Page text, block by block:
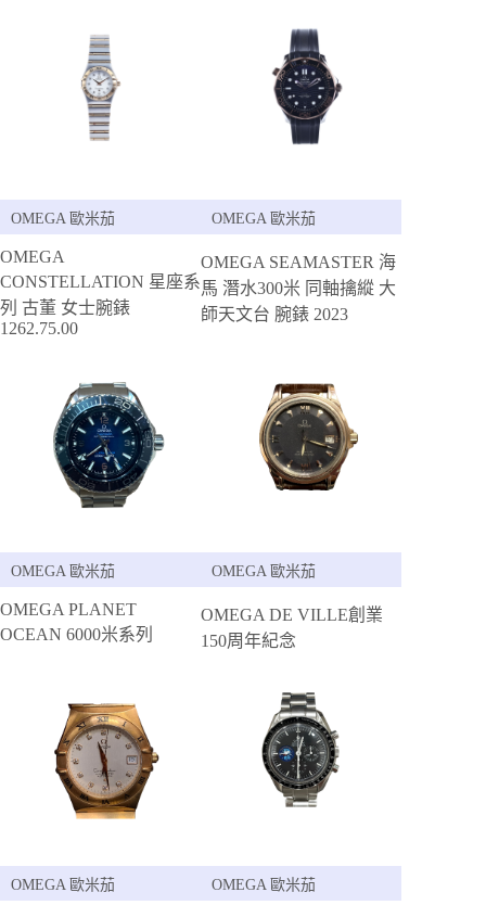
OMEGA 歐米茄
OMEGA
CONSTELLATION 星座系
列 古董 女士腕錶
1262.75.00
OMEGA 歐米茄
OMEGA SEAMASTER 海
馬 潛水300米 同軸擒縱 大
師天文台 腕錶 2023
OMEGA 歐米茄
OMEGA PLANET
OCEAN 6000米系列
OMEGA 歐米茄
OMEGA DE VILLE創業
150周年紀念
OMEGA 歐米茄 OMEGA 歐米茄